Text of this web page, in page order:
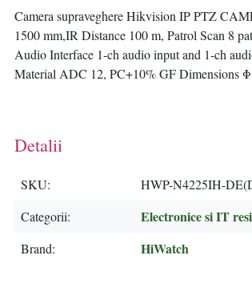
Camera supraveghere Hikvision IP PTZ
1500 mm,IR Distance 100 m, Patrol Scan 8
Audio Interface 1-ch audio input and 1-ch
Material ADC 12, PC+10% GF Dimensions
Detalii
SKU
HWP-N4225IH-
Categorii
Electronice si IT
Brand HiWatch